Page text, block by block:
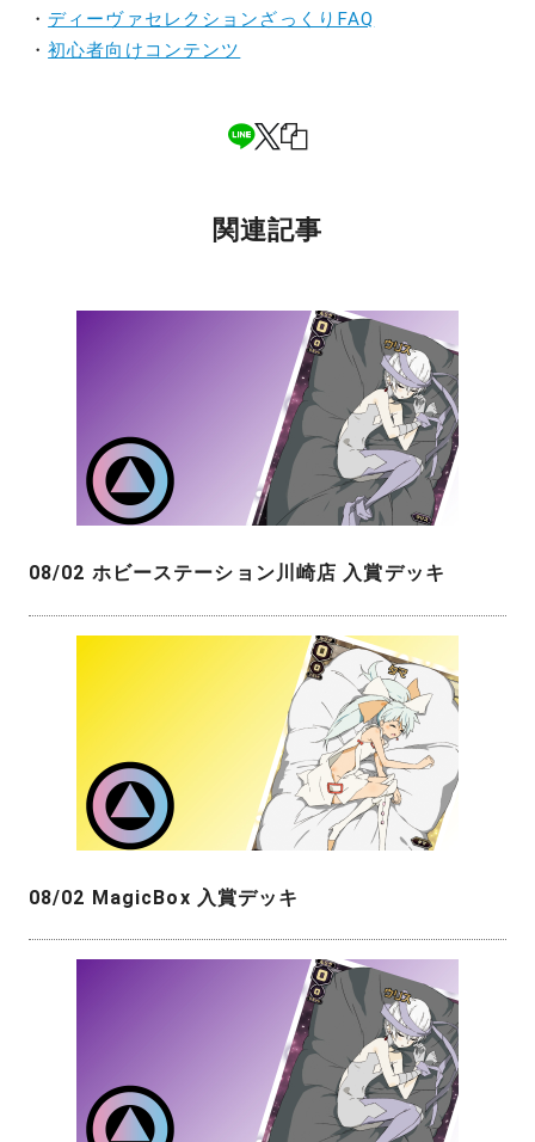
・ ディーヴァセレクションざっくりFAQ
・初心者向けコンテンツ
関連記事
08/02 ホビーステーション川崎店 入賞デッキ
08/02 MagicBox 入賞デッキ